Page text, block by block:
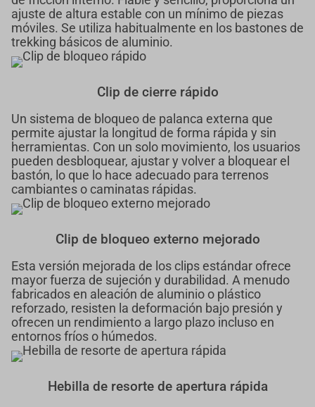
ajuste de altura estable con un mínimo de piezas
móviles. Se utiliza habitualmente en los bastones de
trekking básicos de aluminio.
Clip de cierre rápido
Un sistema de bloqueo de palanca externa que
permite ajustar la longitud de forma rápida y sin
herramientas. Con un solo movimiento, los usuarios
pueden desbloquear, ajustar y volver a bloquear el
bastón, lo que lo hace adecuado para terrenos
cambiantes o caminatas rápidas.
Clip de bloqueo externo mejorado
Esta versión mejorada de los clips estándar ofrece
mayor fuerza de sujeción y durabilidad. A menudo
fabricados en aleación de aluminio o plástico
reforzado, resisten la deformación bajo presión y
ofrecen un rendimiento a largo plazo incluso en
entornos fríos o húmedos.
Hebilla de resorte de apertura rápida